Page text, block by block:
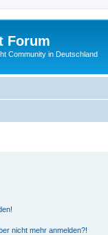
Forum
Community in Deutschland
nicht mehr anmelden?!